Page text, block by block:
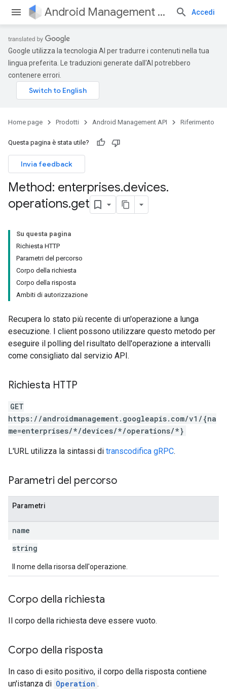
Android Management API Accedi
Google utilizza la tecnologia AI per tradurre i contenuti nella tua
lingua preferita. Le traduzioni generate dall'AI potrebbero
contenere errori.
Home page Prodotti Android Management API Riferimento
Questa pagina è stata utile?
Invia feedback
Method: enterprises.devices.
operations.get
Su questa pagina
Richiesta HTTP
Parametri del percorso
Corpo della richiesta
Corpo della risposta
Ambiti di autorizzazione
Recupera lo stato più recente di un'operazione a lunga
esecuzione. I client possono utilizzare questo metodo per
eseguire il polling del risultato dell'operazione a intervalli
come consigliato dal servizio API.
Richiesta HTTP
GET
https://androidmanagement.googleapis.com/v1/{na
me=enterprises/*/devices/*/operations/*}
L'URL utilizza la sintassi di transcodifica gRPC.
Parametri del percorso
Parametri
name
string
Il nome della risorsa dell'operazione.
Corpo della richiesta
Il corpo della richiesta deve essere vuoto.
Corpo della risposta
In caso di esito positivo, il corpo della risposta contiene
un'istanza di Operation .